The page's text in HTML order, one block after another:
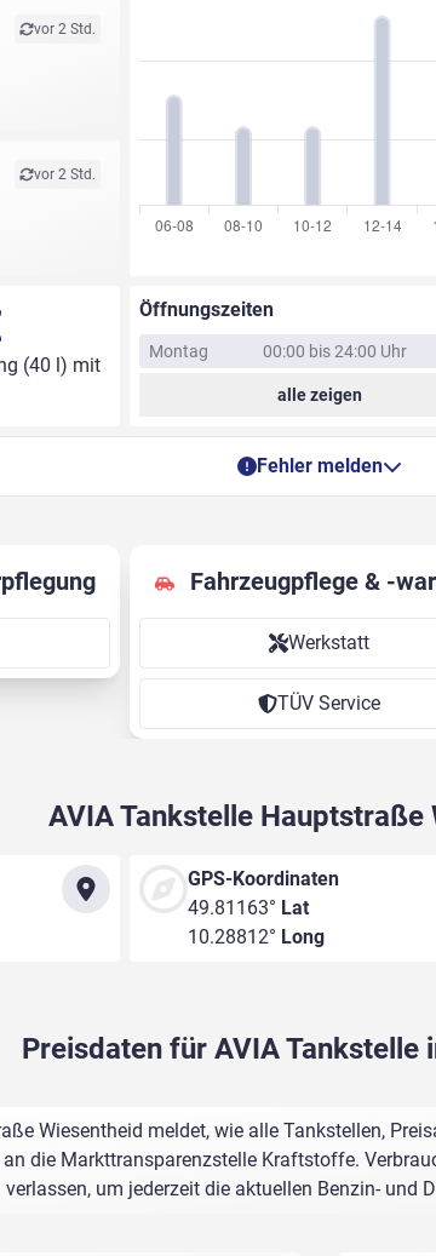
vor 2 Std.
vor 2 Std.
(40 l) mit
Öffnungszeiten
Montag 00:00 bis 24:00 Uhr
alle zeigen
Fehler melden
Fahrzeugpflege & -
Werkstatt
TÜV Service
AVIA Tankstelle Hauptstraße
GPS-Koordinaten
49.81163° Lat
10.28812° Long
Preisdaten für AVIA Tankstelle
Wiesentheid meldet, wie alle Tankstellen,
die Markttransparenzstelle Kraftstoffe.
verlassen, um jederzeit die aktuellen Benzin- und